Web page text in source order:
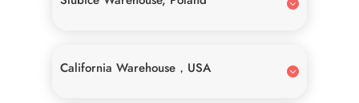
California Warehouse，USA